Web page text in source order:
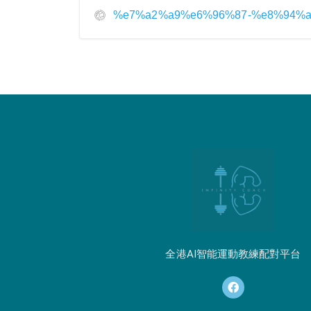
%e7%a2%a9%e6%96%87-
全港AI智能運動教練配對平台